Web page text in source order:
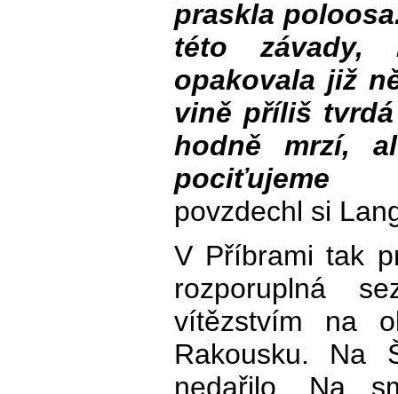
praskla
této
opakovala již
vině příliš
hodně mrzí,
pociťujeme
povzdechl si
V Příbrami tak
rozporuplná
vítězstvím na
Rakousku. Na
nedařilo. Na